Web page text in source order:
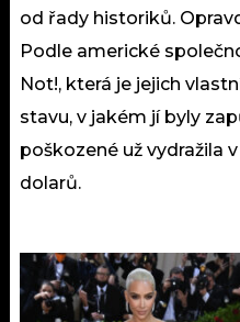
od řady historiků.
Podle americké
Not!, která je jejich
stavu, v jakém jí byly
poškozené už vydražila
dolarů.